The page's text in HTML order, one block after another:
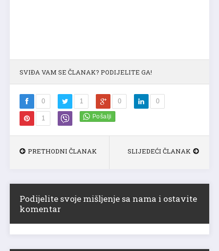
SVIĐA VAM SE ČLANAK? PODIJELITE GA!
0 1 0 0
1
PRETHODNI ČLANAK SLIJEDEĆI ČLANAK
Podijelite svoje mišljenje sa nama i ostavite
komentar